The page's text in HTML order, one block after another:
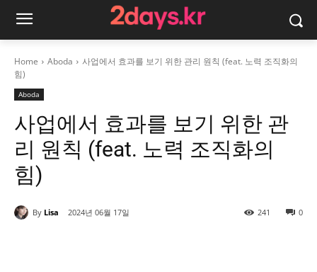
Home Aboda
사업에서 효과를 보기 위한 관리 원칙 (feat. 노력 조직화의
힘)
Aboda
사업에서 효과를 보기 위한 관
리 원칙 (feat. 노력 조직화의
힘)
By Lisa 2024년 06월 17일 0
241